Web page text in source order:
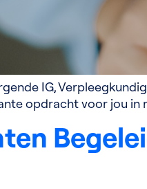
IG,
opdracht voor jou in